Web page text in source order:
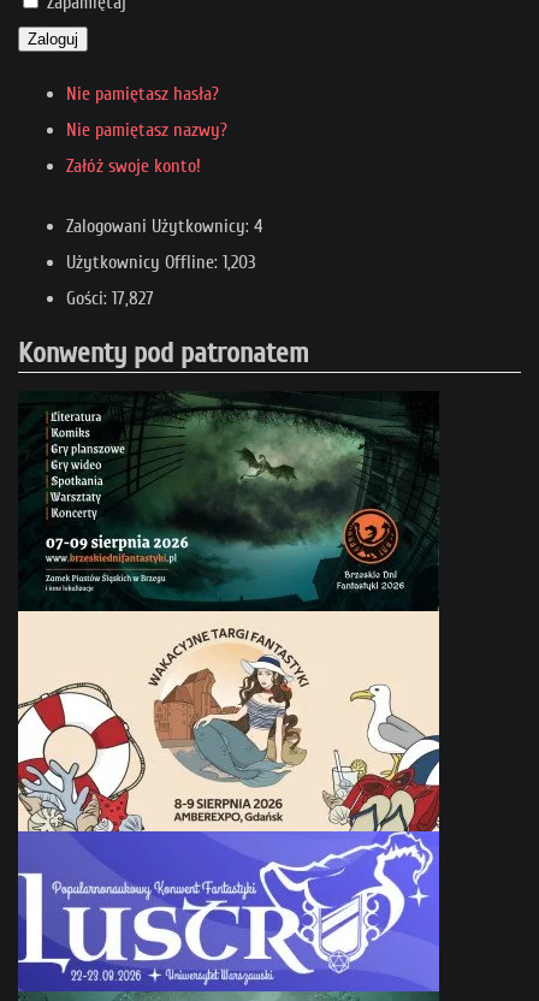
Zaloguj
Nie pamiętasz hasła?
Nie pamiętasz nazwy?
Załóż swoje konto!
Zalogowani Użytkownicy: 4
Użytkownicy Offline: 1,203
Gości: 17,827
Konwenty pod patronatem